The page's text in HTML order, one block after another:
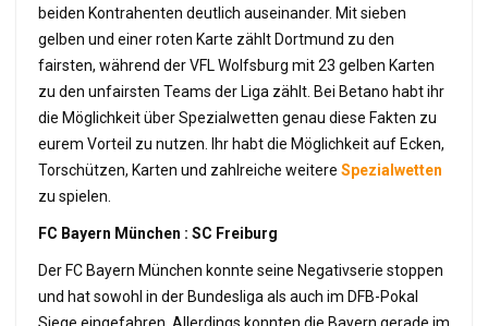
beiden Kontrahenten deutlich auseinander. Mit sieben
gelben und einer roten Karte zählt Dortmund zu den
fairsten, während der VFL Wolfsburg mit 23 gelben Karten
zu den unfairsten Teams der Liga zählt. Bei Betano habt ihr
die Möglichkeit über Spezialwetten genau diese Fakten zu
eurem Vorteil zu nutzen. Ihr habt die Möglichkeit auf Ecken,
Torschützen, Karten und zahlreiche weitere Spezialwetten
zu spielen.
FC Bayern München : SC Freiburg
Der FC Bayern München konnte seine Negativserie stoppen
und hat sowohl in der Bundesliga als auch im DFB-Pokal